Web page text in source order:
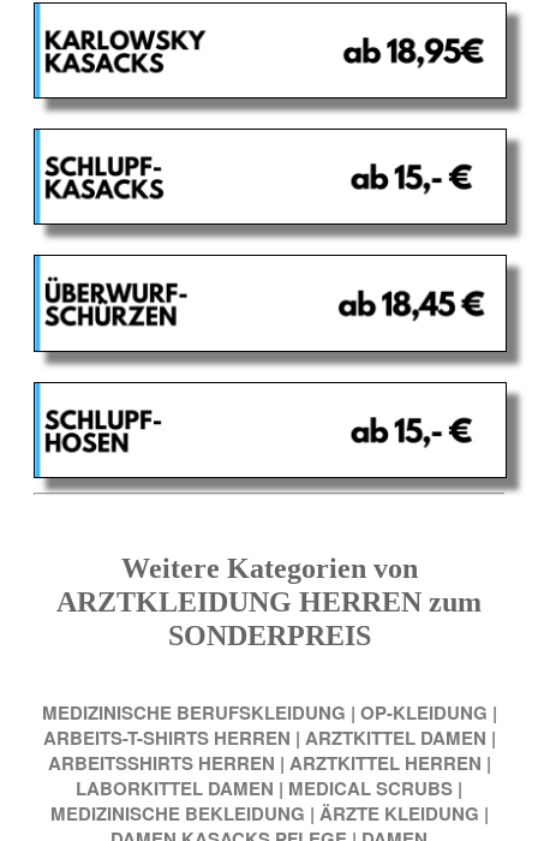
Weitere Kategorien von
ARZTKLEIDUNG HERREN zum
SONDERPREIS
MEDIZINISCHE BERUFSKLEIDUNG | OP-KLEIDUNG |
ARBEITS-T-SHIRTS HERREN | ARZTKITTEL DAMEN |
ARBEITSSHIRTS HERREN | ARZTKITTEL HERREN |
LABORKITTEL DAMEN | MEDICAL SCRUBS |
MEDIZINISCHE BEKLEIDUNG | ÄRZTE KLEIDUNG |